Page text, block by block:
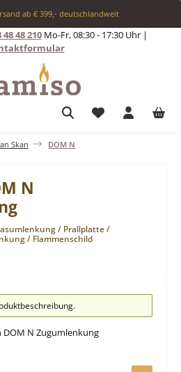
ab € 399,- deutschlandweit
48 48 210Mo-Fr, 08:30 - 17:30 Uhr |
Du hast 0
Skan DOM N
N
/ Prallplatte /
/ Flammenschild